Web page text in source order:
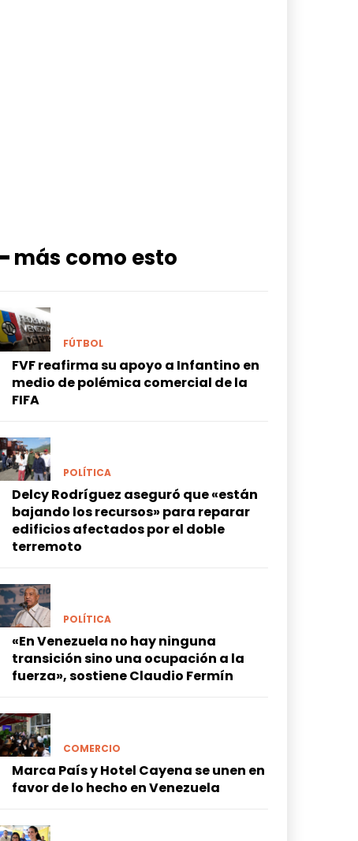
más como esto
FÚTBOL
FVF reafirma su apoyo a Infantino en
medio de polémica comercial de la
FIFA
POLÍTICA
Delcy Rodríguez aseguró que «están
bajando los recursos» para reparar
edificios afectados por el doble
terremoto
POLÍTICA
«En Venezuela no hay ninguna
transición sino una ocupación a la
fuerza», sostiene Claudio Fermín
COMERCIO
Marca País y Hotel Cayena se unen en
favor de lo hecho en Venezuela